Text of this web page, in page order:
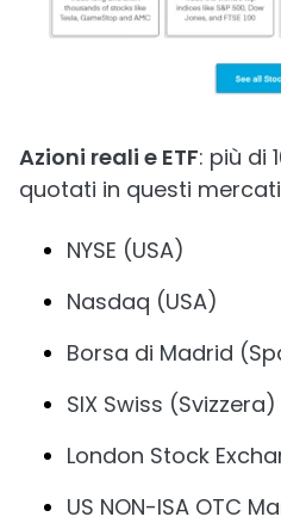
Azioni reali e ETF: più di
quotati in questi
NYSE (USA)
Nasdaq (USA)
Borsa di Madrid
SIX Swiss (Svizzera)
London Stock
US NON-ISA OTC